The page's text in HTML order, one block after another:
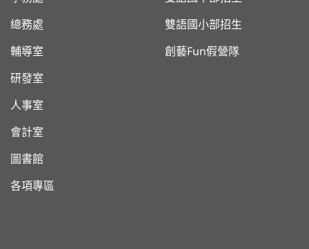
總務處
輔導室
研發室
人事室
會計室
圖書館
各項專區
雙語國小部招生
創藝Fun假營隊